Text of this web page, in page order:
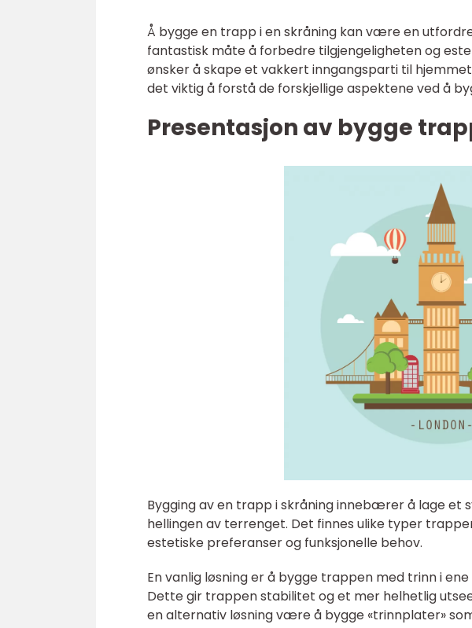
Å bygge en trapp i en skråning kan være en
fantastisk måte å forbedre tilgjengeligheten og
ønsker å skape et vakkert inngangsparti til
det viktig å forstå de forskjellige aspektene ved å
Presentasjon av bygge
Bygging av en trapp i skråning innebærer å lage et
hellingen av terrenget. Det finnes ulike typer
estetiske preferanser og funksjonelle behov.
En vanlig løsning er å bygge trappen med trinn i
Dette gir trappen stabilitet og et mer helhetlig
en alternativ løsning være å bygge «trinnplater»